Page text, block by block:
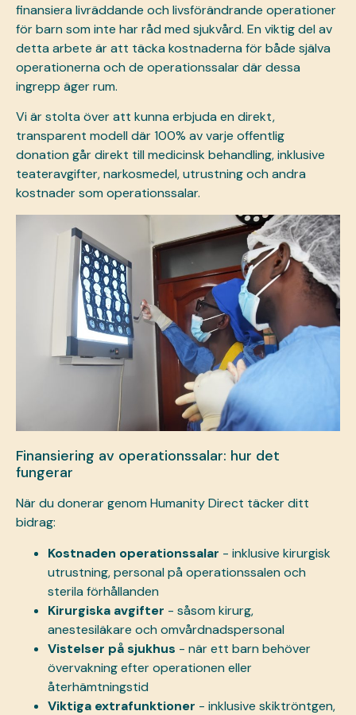
finansiera livräddande och livsförändrande operationer
för barn som inte har råd med sjukvård. En viktig del av
detta arbete är att täcka kostnaderna för både själva
operationerna och de operationssalar där dessa
ingrepp äger rum.
Vi är stolta över att kunna erbjuda en direkt,
transparent modell där 100% av varje offentlig
donation går direkt till medicinsk behandling, inklusive
teateravgifter, narkosmedel, utrustning och andra
kostnader som operationssalar.
Finansiering av operationssalar: hur det
fungerar
När du donerar genom Humanity Direct täcker ditt
bidrag:
Kostnaden operationssalar - inklusive kirurgisk
utrustning, personal på operationssalen och
sterila förhållanden
Kirurgiska avgifter - såsom kirurg,
anestesiläkare och omvårdnadspersonal
Vistelser på sjukhus - när ett barn behöver
övervakning efter operationen eller
återhämtningstid
Viktiga extrafunktioner - inklusive skiktröntgen,